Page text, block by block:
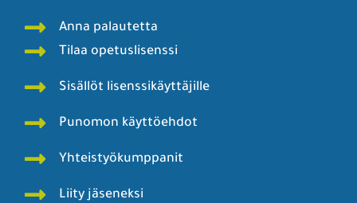
Anna palautetta
Tilaa opetuslisenssi
Sisällöt lisenssikäyttäjille
Punomon käyttöehdot
Yhteistyökumppanit
Liity jäseneksi